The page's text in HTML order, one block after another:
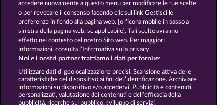
Termini e condizioni
Informativa sulla privacy Note legali
Società FAQ Facebook
Invia richiesta di recesso
accedere nuovamente a questo menu per modificare le tue scelte
o per revocare il consenso facendo clic sul link Gestisci le
preferenze in fondo alla pagina web. [o l'icona mobile in basso a
sinistra della pagina web, se applicabile]. Tali scelte avranno
effetto nel contesto del nostro Sito web. Per maggiori
informazioni, consulta l'Informativa sulla privacy.
Noi e i nostri partner trattiamo i dati per fornire:
Utilizzare dati di geolocalizzazione precisi. Scansione attiva delle
caratteristiche del dispositivo ai fini dell’identificazione. Archiviare
informazioni su dispositivo e/o accedervi. Pubblicità e contenuti
personalizzati, valutazione dei contenuti e dell’efficacia della
pubblicità, ricerche sul pubblico, sviluppo di servizi.